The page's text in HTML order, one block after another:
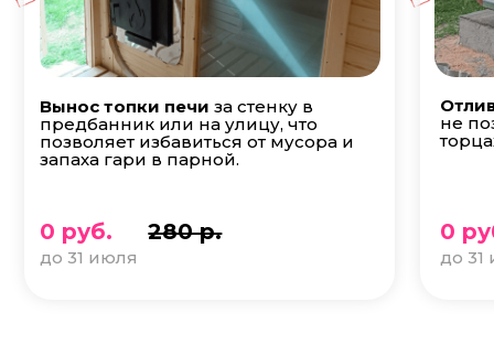
не
Вынос топки печи за стенку в
предбанник или на улицу, что
позволяет избавиться от мусора и
запаха гари в парной.
до 31 июля
0 руб. 280 р. 0
до 31